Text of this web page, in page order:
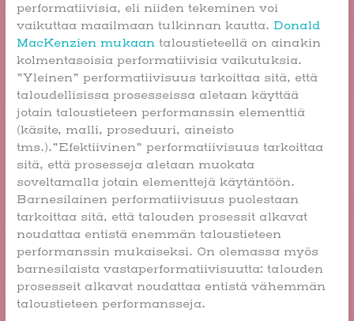
performatiivisia, eli niiden tekeminen voi
vaikuttaa maailmaan tulkinnan kautta. Donald
MacKenzien mukaan taloustieteellä on ainakin
kolmentasoisia performatiivisia vaikutuksia.
”Yleinen” performatiivisuus tarkoittaa sitä, että
taloudellisissa prosesseissa aletaan käyttää
jotain taloustieteen performanssin elementtiä
(käsite, malli, proseduuri, aineisto
tms.).”Efektiivinen” performatiivisuus tarkoittaa
sitä, että prosesseja aletaan muokata
soveltamalla jotain elementtejä käytäntöön.
Barnesilainen performatiivisuus puolestaan
tarkoittaa sitä, että talouden prosessit alkavat
noudattaa entistä enemmän taloustieteen
performanssin mukaiseksi. On olemassa myös
barnesilaista vastaperformatiivisuutta: talouden
prosesseit alkavat noudattaa entistä vähemmän
taloustieteen performansseja.